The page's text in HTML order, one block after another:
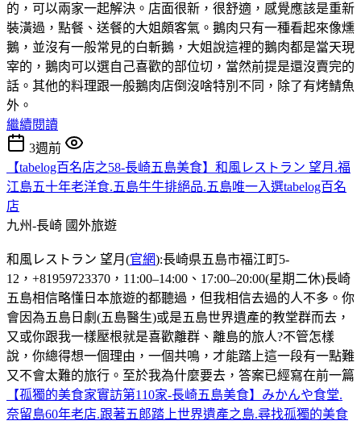
的，可以兩家一起解決。店面很新，很舒適，感覺應該是重新
裝潢過，點餐、送餐的大姐頗客氣。鵝肉只有一種看起來像燻
鵝，並沒有一般常見的白斬鵝，大姐說這裡的鵝肉都是當天現
宰的，鵝肉可以選自己喜歡的部位切，當然前提是還沒賣完的
話。其他的料理跟一般鵝肉店倒沒啥特別不同，除了有烤鯖魚
外。
繼續閱讀
3週前
【tabelog百名店之58-長崎五島美食】和風レストラン 望月.福
江島五十年老洋食.五島牛牛排絕品.五島唯一入選tabelog百名
店
九州-長崎 國外旅遊
和風レストラン 望月(官網):長崎県五島市福江町5-
12，+81959723370，11:00–14:00、17:00–20:00(星期二休)長崎
五島相信略懂日本旅遊的都聽過，但我相信去過的人不多。你
會因為五島日劇(五島醫生)或是五島世界遺產的教堂群而去，
又或你跟我一樣壓根就是喜歡離群、離島的旅人?不管怎樣
說，你總得想一個理由，一個共鳴，才能踏上這一段有一點難
又不會太難的旅行。至於我為什麼要去，答案已經寫在前一篇
【孤獨的美食家實訪第110家-長崎五島美食】みかんや食堂.
奈留島60年老店.跟著五郎踏上世界遺產之島.尋找孤獨的美食